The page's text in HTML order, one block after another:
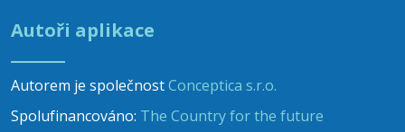
Autoři aplikace
Autorem je společnostConceptica s.r.o.
Spolufinancováno: The Country for the future